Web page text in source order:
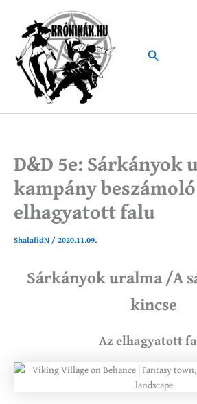
content
Search
D&D 5e: Sárkányok
kampány
elhagyatott falu
ShalafidN /2020.11.09.
Sárkányok uralma /A
kincse
Az elhagyatott